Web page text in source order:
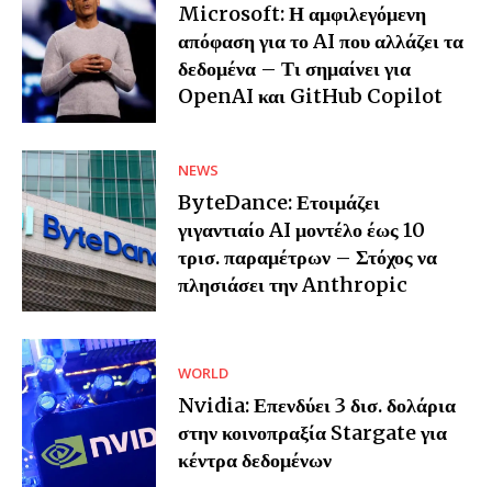
Microsoft: Η αμφιλεγόμενη
απόφαση για το AI που αλλάζει τα
δεδομένα – Τι σημαίνει για
OpenAI και GitHub Copilot
NEWS
ByteDance: Ετοιμάζει
γιγαντιαίο AI μοντέλο έως 10
τρισ. παραμέτρων – Στόχος να
πλησιάσει την Anthropic
WORLD
Nvidia: Επενδύει 3 δισ. δολάρια
στην κοινοπραξία Stargate για
κέντρα δεδομένων